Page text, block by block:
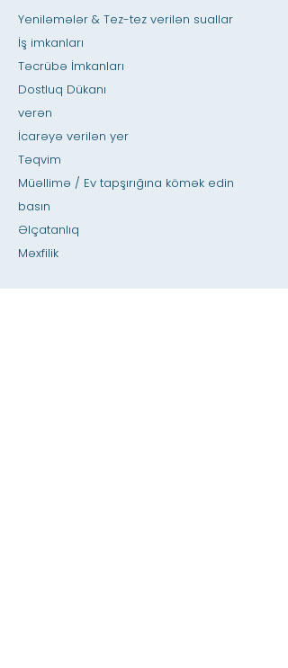
Yeniləmələr & Tez-tez verilən suallar
İş imkanları
Təcrübə İmkanları
Dostluq Dükanı
verən
İcarəyə verilən yer
Təqvim
Müəllimə / Ev tapşırığına kömək edin
basın
Əlçatanlıq
Məxfilik